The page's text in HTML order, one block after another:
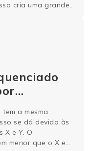
cria uma grande
Levando
a mesma
se dá devido às
X e Y. O
menor que o X e